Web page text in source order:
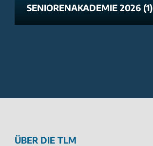
SENIORENAKADEMIE 2026 (1)
ÜBER DIE TLM